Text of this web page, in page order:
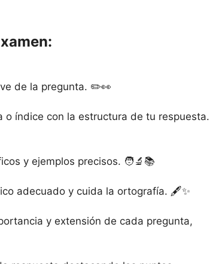
de la pregunta. ✏️👀
índice con la estructura de tu respuesta.
y ejemplos precisos. 🧑‍🔬📚
adecuado y cuida la ortografía. 🖋️✨
y extensión de cada pregunta,